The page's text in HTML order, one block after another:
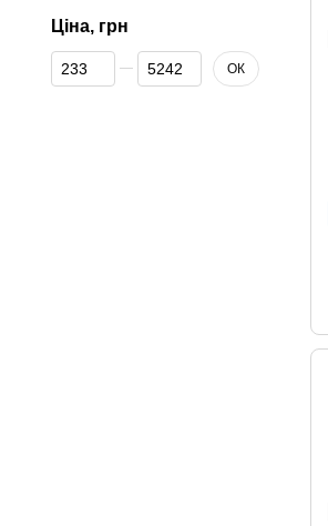
Ціна, грн
Від Ціна, грн
До Ціна, грн ОК